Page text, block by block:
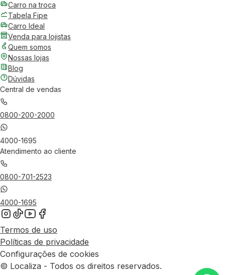
Carro na troca
Tabela Fipe
Carro Ideal
Venda para lojistas
Quem somos
Nossas lojas
Blog
Dúvidas
Central de vendas
0800-200-2000
4000-1695
Atendimento ao cliente
0800-701-2523
4000-1695
Termos de uso
Políticas de privacidade
Configurações de cookies
© Localiza - Todos os direitos reservados.